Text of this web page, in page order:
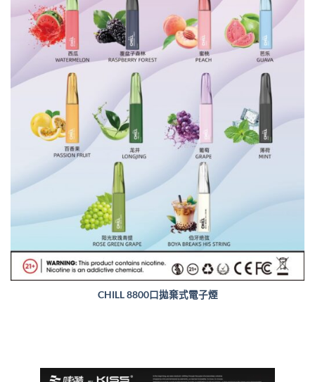
CHILL 8800口拋棄式電子煙